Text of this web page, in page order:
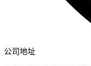
公司地址